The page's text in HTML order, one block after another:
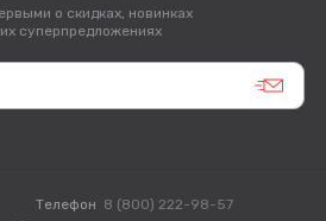
о скидках, новинках
суперпредложениях
Телефон 8 (800) 222-98-57